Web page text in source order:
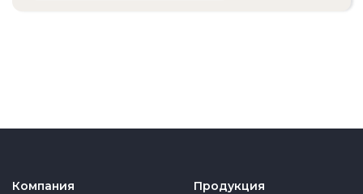
Компания Продукция